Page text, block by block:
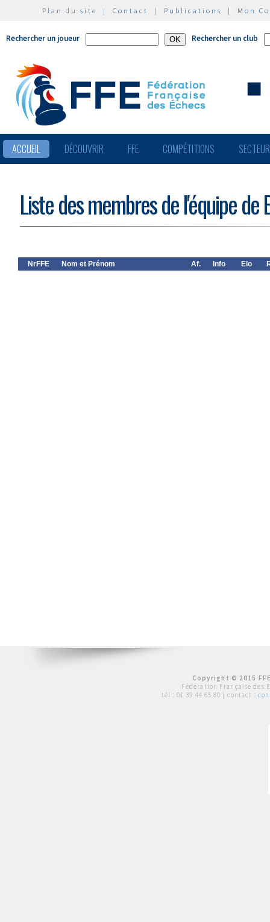
Plan du site | Contact | Publications | Mon
Rechercher un joueur Rechercher un club
ACCUEIL DÉCOUVRIR FFE COMPÉTITIONS
Liste des membres de l'équipe de
NrFFE Nom et Prénom Af. Info Elo
Copyright © 2015
Fédération Française des
tél : 01 39 44 65 80 | contact :